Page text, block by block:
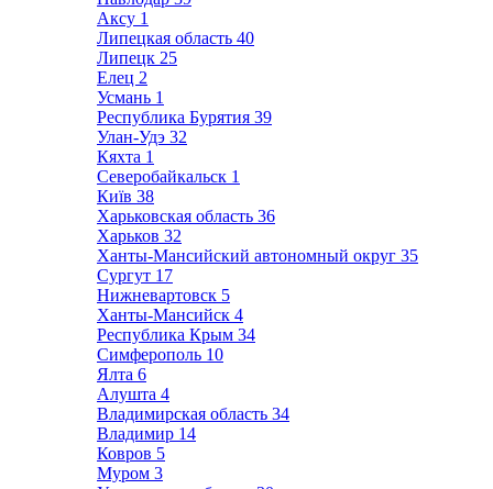
Аксу 1
Липецкая область 40
Липецк 25
Елец 2
Усмань 1
Республика Бурятия 39
Улан-Удэ 32
Кяхта 1
Северобайкальск 1
Київ 38
Харьковская область 36
Харьков 32
Ханты-Мансийский автономный округ 35
Сургут 17
Нижневартовск 5
Ханты-Мансийск 4
Республика Крым 34
Симферополь 10
Ялта 6
Алушта 4
Владимирская область 34
Владимир 14
Ковров 5
Муром 3